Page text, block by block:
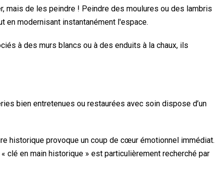
mais de les peindre ! Peindre des moulures ou des lambris
en modernisant instantanément l'espace.
à des murs blancs ou à des enduits à la chaux, ils
bien entretenues ou restaurées avec soin dispose d’un
historique provoque un coup de cœur émotionnel immédiat.
clé en main historique » est particulièrement recherché par